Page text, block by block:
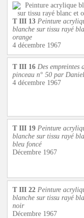
T III 13 Peinture
blanche sur tissu rayé
orange
4 décembre 1967
T III 16 Des empreintes
pinceau n° 50 par
4 décembre 1967
T III 19 Peinture
blanche sur tissu rayé
bleu foncé
Décembre 1967
T III 22 Peinture
blanche sur tissu rayé
noir
Décembre 1967